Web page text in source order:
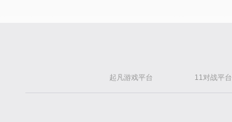
起凡游戏平台 11对战平台